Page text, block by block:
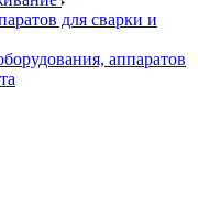
для сварки и
аппаратов